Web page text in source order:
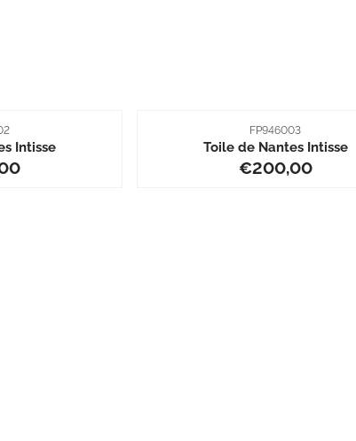
Intisse
200,00
Artikelnummer
FP946003
Toile de Nantes Intisse
Prijs: 200,00
€200,00